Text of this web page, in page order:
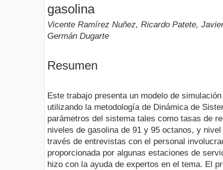
gasolina
Vicente Ramírez Nuñez, Ricardo Patete,
Germán Dugarte
Resumen
Este trabajo presenta un modelo de
utilizando la metodología de Dinámica de
parámetros del sistema tales como tasas de
niveles de gasolina de 91 y 95 octanos, y
través de entrevistas con el personal
proporcionada por algunas estaciones de
hizo con la ayuda de expertos en el tema. El